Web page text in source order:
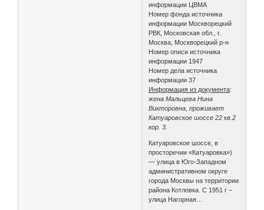
информации ЦВМА
Номер фонда источника
информации Москворецкий
РВК, Московская обл., г.
Москва, Москворецкий р-н
Номер описи источника
информации 1947
Номер дела источника
информации 37
Информация из документа:
жена Мальцева Нина
Викторовна, проживает
Катуаровское шоссе 22 кв.2
кор. 3.
Катуаровское шоссе, в
просторечии «Катуаровка»)
— улица в Юго-Западном
административном округе
города Москвы на территории
района Котловка. С 1951 г –
улица Нагорная…